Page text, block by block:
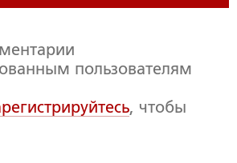
пользователям
, чтобы